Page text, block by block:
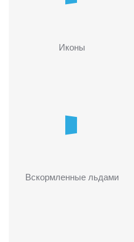
Иконы
Вскормленные льдами